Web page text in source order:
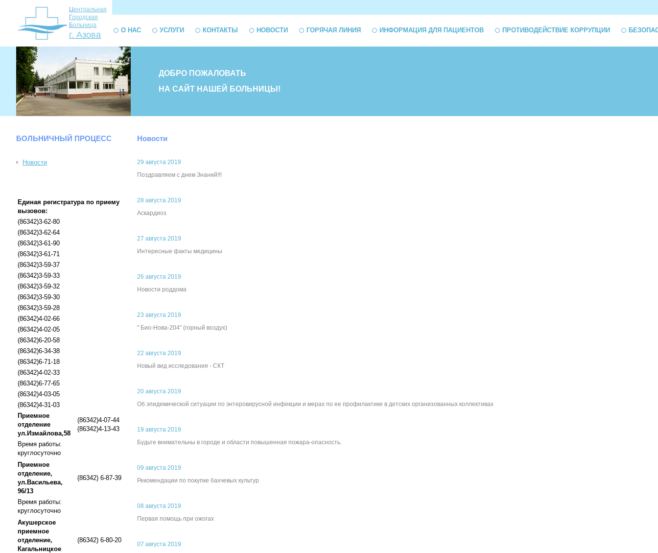
Центральная
Городская
Больница
г. Азова О НАС УСЛУГИ КОНТАКТЫ НОВОСТИ ГОРЯЧАЯ ЛИНИЯ ИНФОРМАЦИЯ ДЛЯ ПАЦИЕНТОВ ПРОТИВОДЕЙСТВИЕ КОРРУПЦИИ
ДОБРО ПОЖАЛОВАТЬ
НА САЙТ НАШЕЙ БОЛЬНИЦЫ!
БОЛЬНИЧНЫЙ ПРОЦЕСС
Новости
Единая регистратура по приему
вызовов:
(86342)3-62-80
(86342)3-62-64
(86342)3-61-90
(86342)3-61-71
(86342)3-59-37
(86342)3-59-33
(86342)3-59-32
(86342)3-59-30
(86342)3-59-28
(86342)4-02-66
(86342)4-02-05
(86342)6-20-58
(86342)6-34-38
(86342)6-71-18
(86342)4-02-33
(86342)6-77-65
(86342)4-03-05
(86342)4-31-03
Приемное
отделение
ул.Измайлова,58
(86342)4-07-44
(86342)4-13-43
Время работы:
круглосуточно
Приемное
отделение,
ул.Васильева,
96/13
(86342) 6-87-39
Время работы:
круглосуточно
Акушерское
приемное
отделение,
Кагальницкое
(86342) 6-80-20
Новости
29 августа 2019
Поздравляем с днем Знаний!!!
28 августа 2019
Аскардиоз
27 августа 2019
Интересные факты медицины
26 августа 2019
Новости роддома
23 августа 2019
" Био-Нова-204" (горный воздух)
22 августа 2019
Новый вид исследования - СКТ
20 августа 2019
Об эпидемической ситуации по энтеровирусной инфекции и мерах по ее профилактике в детских организованных коллективах
19 августа 2019
Будьте внимательны в городе и области повышенная пожара-опасность.
09 августа 2019
Рекомендации по покупке бахчевых культур
08 августа 2019
Первая помощь при ожогах
07 августа 2019